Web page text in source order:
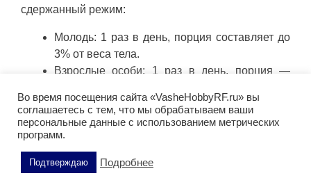
сдержанный режим:
Молодь: 1 раз в день, порция составляет до
3% от веса тела.
Взрослые особи: 1 раз в день, порция —
Практический ориентир: если через минуту после
кормления в воде остаются несъеденные частицы
— порцию необходимо безоговорочно уменьшить.
Во время посещения сайта «VasheHobbyRF.ru» вы
соглашаетесь с тем, что мы обрабатываем ваши
персональные данные с использованием метрических
программ.
Подтверждаю Подробнее